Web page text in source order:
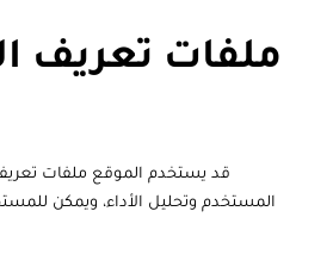
قد يستخدم الموقع ملفات
المستخدم وتحليل الأداء، ويمكن